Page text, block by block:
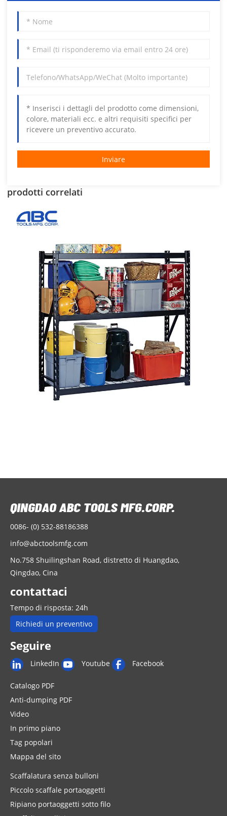
Inviare
prodotti correlati
0086- (0) 532-88186388
info@abctoolsmfg.com
No.758 Shuilingshan Road, distretto di Huangdao,
Qingdao, Cina
contattaci
Tempo di risposta: 24h
Richiedi un preventivo
Seguire
LinkedIn Youtube Facebook
Catalogo PDF
Anti-dumping PDF
Video
In primo piano
Tag popolari
Mappa del sito
Scaffalatura senza bulloni
Piccolo scaffale portaoggetti
Ripiano portaoggetti sotto filo